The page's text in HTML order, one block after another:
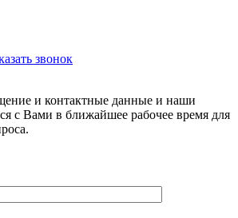
звонок
и контактные данные и наши
с Вами в ближайшее рабочее время для